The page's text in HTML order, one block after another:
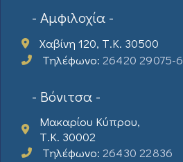
- Αμφιλοχία -
Χαβίνη 120, Τ.Κ. 30500
Τηλέφωνο: 26420 29075-6
- Βόνιτσα -
Μακαρίου Κύπρου,
Τ.Κ. 30002
Τηλέφωνο: 26430 22836